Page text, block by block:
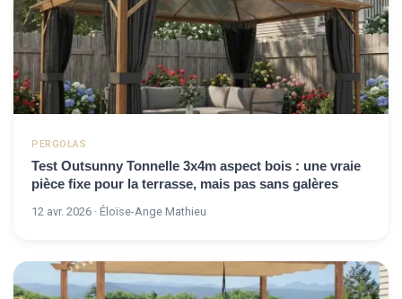
PERGOLAS
Test Outsunny Tonnelle 3x4m aspect bois : une vraie
pièce fixe pour la terrasse, mais pas sans galères
12 avr. 2026 · Éloïse-Ange Mathieu